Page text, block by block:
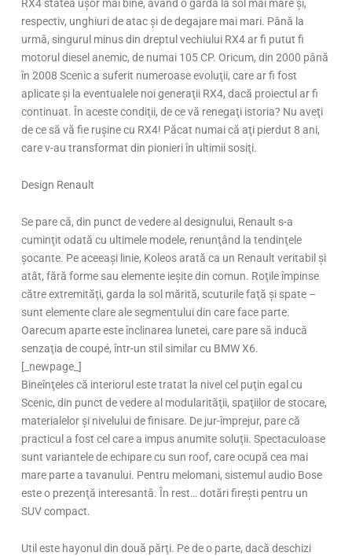
RX4 stătea uşor mai bine, având o gardă la sol mai mare şi,
respectiv, unghiuri de atac şi de degajare mai mari. Până la
urmă, singurul minus din dreptul vechiului RX4 ar fi putut fi
motorul diesel anemic, de numai 105 CP. Oricum, din 2000 până
în 2008 Scenic a suferit numeroase evoluţii, care ar fi fost
aplicate şi la eventualele noi generaţii RX4, dacă proiectul ar fi
continuat. În aceste condiţii, de ce vă renegaţi istoria? Nu aveţi
de ce să vă fie ruşine cu RX4! Păcat numai că aţi pierdut 8 ani,
care v-au transformat din pionieri în ultimii sosiţi.
Design Renault
Se pare că, din punct de vedere al designului, Renault s-a
cuminţit odată cu ultimele modele, renunţând la tendinţele
şocante. Pe aceeaşi linie, Koleos arată ca un Renault veritabil şi
atât, fără forme sau elemente ieşite din comun. Roţile împinse
către extremităţi, garda la sol mărită, scuturile faţă şi spate –
sunt elemente clare ale segmentului din care face parte.
Oarecum aparte este înclinarea lunetei, care pare să inducă
senzaţia de coupé, într-un stil similar cu BMW X6.
[_newpage_]
Bineînţeles că interiorul este tratat la nivel cel puţin egal cu
Scenic, din punct de vedere al modularităţii, spaţiilor de stocare,
materialelor şi nivelului de finisare. De jur-împrejur, pare că
practicul a fost cel care a impus anumite soluţii. Spectaculoase
sunt variantele de echipare cu sun roof, care ocupă cea mai
mare parte a tavanului. Pentru melomani, sistemul audio Bose
este o prezenţă interesantă. În rest… dotări fireşti pentru un
SUV compact.
Util este hayonul din două părţi. Pe de o parte, dacă deschizi